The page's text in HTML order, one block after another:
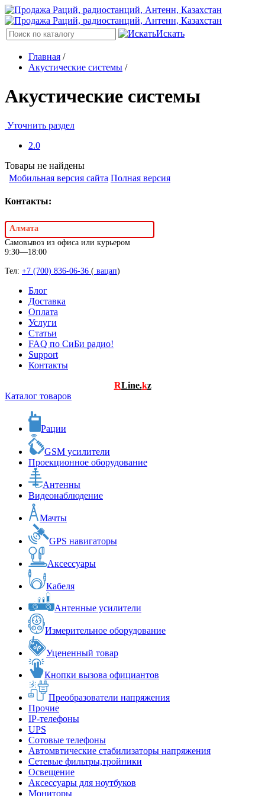
Искать
Главная /
Акустические системы /
Акустические системы
Уточнить раздел
2.0
Товары не найдены
Мобильная версия сайта Полная версия
Контакты:
Алмата
Самовывоз из офиса или курьером
9:30—18:00
Тел: +7 (700) 836-06-36 ( вацап)
Блог
Доставка
Оплата
Услуги
Статьи
FAQ по СиБи радио!
Support
Контакты
RLine.kz
Каталог товаров
Рации
GSM усилители
Проекционное оборудование
Антенны
Видеонаблюдение
Мачты
GPS навигаторы
Аксессуары
Кабеля
Антенные усилители
Измерительное оборудование
Уцененный товар
Кнопки вызова официантов
Преобразователи напряжения
Прочие
IP-телефоны
UPS
Сотовые телефоны
Автомвтические стабилизаторы напряжения
Сетевые фильтры,тройники
Освещение
Аксессуары для ноутбуков
Мониторы